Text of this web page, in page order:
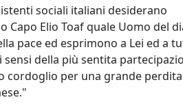
sociali italiani desiderano
Capo Elio Toaf quale Uomo del
pace ed esprimono a Lei ed a
sensi della più sentita
cordoglio per una grande